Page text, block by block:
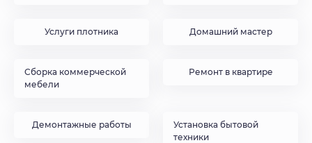
Услуги плотника Домашний мастер
Сборка коммерческой
мебели
Ремонт в квартире
Демонтажные работы
Установка бытовой
техники